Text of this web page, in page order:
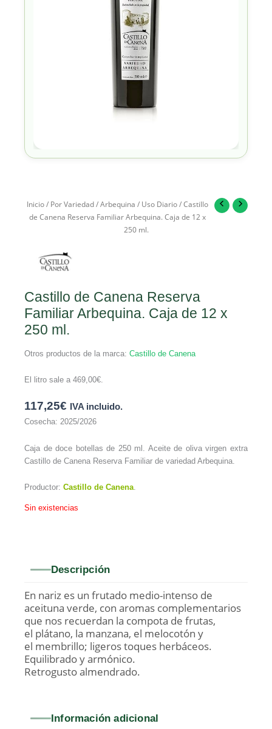
Inicio/ Por Variedad/Arbequina / Uso Diario/ Castillo
de Canena Reserva Familiar Arbequina. Caja de 12 x
250 ml.
Castillo de Canena Reserva
Familiar Arbequina. Caja de 12 x
250 ml.
Otros productos de la marca: Castillo de Canena
El litro sale a 469,00€.
117,25€ IVA incluido.
Cosecha: 2025/2026
Caja de doce botellas de 250 ml. Aceite de oliva virgen extra
Castillo de Canena Reserva Familiar de variedad Arbequina.
Productor: Castillo de Canena.
Sin existencias
Descripción
En nariz es un frutado medio-intenso de
aceituna verde, con aromas complementarios
que nos recuerdan la compota de frutas,
el plátano, la manzana, el melocotón y
el membrillo; ligeros toques herbáceos.
Equilibrado y armónico.
Retrogusto almendrado.
Información adicional